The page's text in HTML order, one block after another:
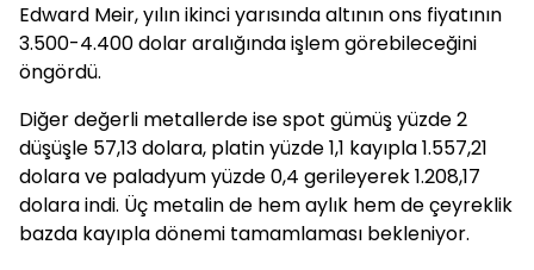
Edward Meir, yılın ikinci yarısında altının ons fiyatının
3.500-4.400 dolar aralığında işlem görebileceğini
öngördü.
Diğer değerli metallerde ise spot gümüş yüzde 2
düşüşle 57,13 dolara, platin yüzde 1,1 kayıpla 1.557,21
dolara ve paladyum yüzde 0,4 gerileyerek 1.208,17
dolara indi. Üç metalin de hem aylık hem de çeyreklik
bazda kayıpla dönemi tamamlaması bekleniyor.